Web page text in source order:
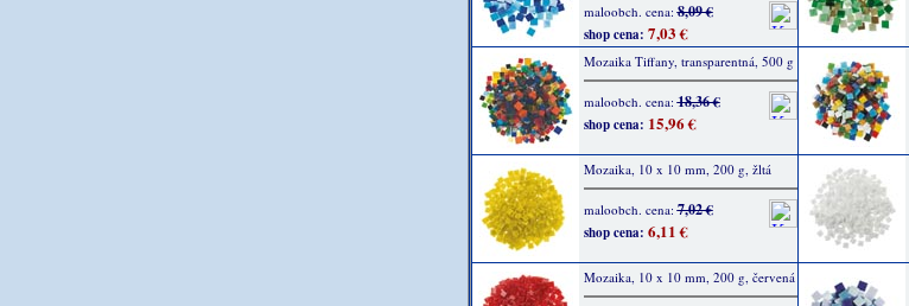
maloobch. cena:8,09 €
shop cena: 7,03 €
Mozaika Tiffany, transparentná, 500 g
maloobch. cena:18,36 €
shop cena: 15,96 €
Mozaika, 10 x 10 mm, 200 g, žltá
maloobch. cena:7,02 €
shop cena: 6,11 €
Mozaika, 10 x 10 mm, 200 g, červená